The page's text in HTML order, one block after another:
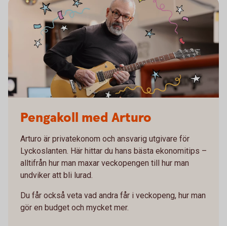
Pengakoll med Arturo
Arturo är privatekonom och ansvarig utgivare för
Lyckoslanten. Här hittar du hans bästa ekonomitips –
alltifrån hur man maxar veckopengen till hur man
undviker att bli lurad.
Du får också veta vad andra får i veckopeng, hur man
gör en budget och mycket mer.